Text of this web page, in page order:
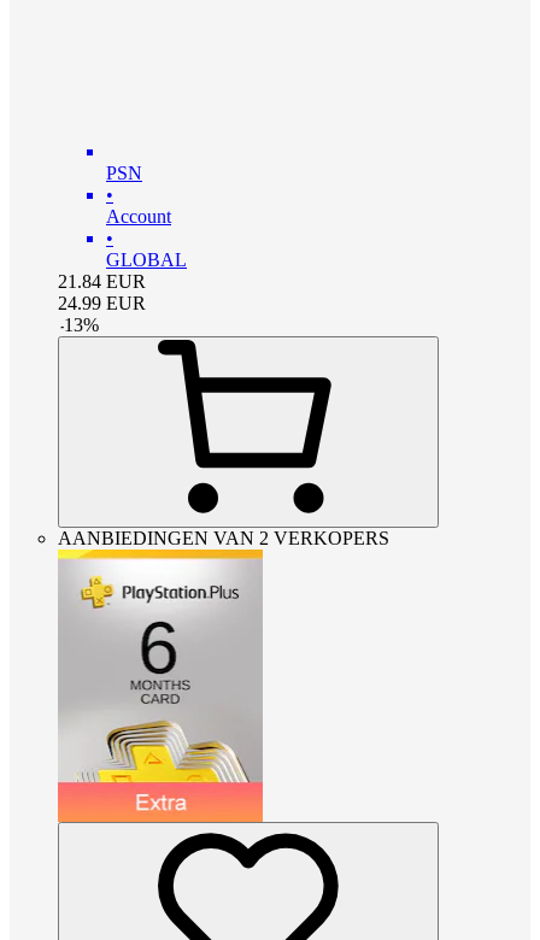
PSN
•
Account
•
GLOBAL
21.84 EUR
24.99 EUR
-13%
AANBIEDINGEN VAN 2 VERKOPERS